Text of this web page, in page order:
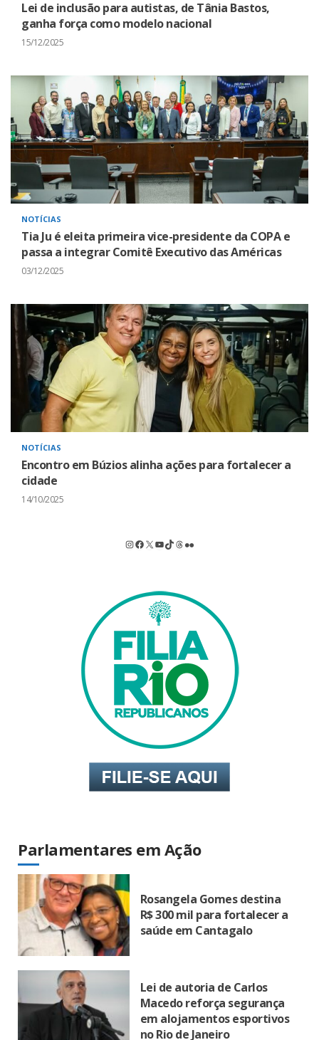
Lei de inclusão para autistas, de Tânia Bastos,
ganha força como modelo nacional
15/12/2025
NOTÍCIAS
Tia Ju é eleita primeira vice-presidente da COPA e
passa a integrar Comitê Executivo das Américas
03/12/2025
NOTÍCIAS
Encontro em Búzios alinha ações para fortalecer a
cidade
14/10/2025
Instagram
Facebook
X Youtube
TikTok
Threads
Flickr
Parlamentares em Ação
Rosangela Gomes destina
R$ 300 mil para fortalecer a
saúde em Cantagalo
Lei de autoria de Carlos
Macedo reforça segurança
em alojamentos esportivos
no Rio de Janeiro